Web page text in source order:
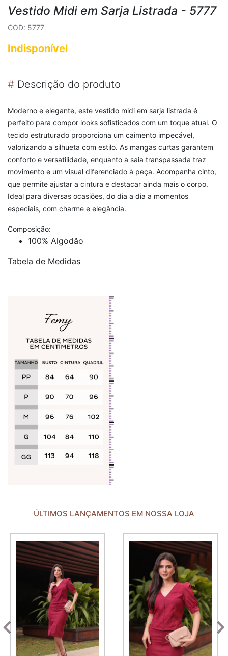
Vestido Midi em Sarja Listrada - 5777
COD: 5777
Indisponível
# Descrição do produto
Moderno e elegante, este vestido midi em sarja listrada é
perfeito para compor looks sofisticados com um toque atual. O
tecido estruturado proporciona um caimento impecável,
valorizando a silhueta com estilo. As mangas curtas garantem
conforto e versatilidade, enquanto a saia transpassada traz
movimento e um visual diferenciado à peça. Acompanha cinto,
que permite ajustar a cintura e destacar ainda mais o corpo.
Ideal para diversas ocasiões, do dia a dia a momentos
especiais, com charme e elegância.
Composição:
100% Algodão
Tabela de Medidas
ÚLTIMOS LANÇAMENTOS EM NOSSA LOJA